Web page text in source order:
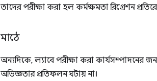
তাদের পরীক্ষা করা হল কর্মক্ষমতা রিগ্রেশন
মাঠে
অন্যদিকে, ল্যাবে পরীক্ষা করা কার্যসম্পাদনের
অভিজ্ঞতার প্রতিফলন ঘটায় না।